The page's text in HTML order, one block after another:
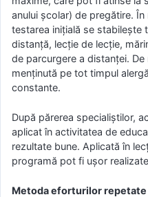
anului şcolar) de pregătire.
testarea iniţială se stabileşte
distanţă, lecţie de lecţie,
de parcurgere a distanţei.
menţinută pe tot timpul
constante.
După părerea specialiştilor,
aplicat în activitatea de
rezultate bune. Aplicată în
programă pot fi uşor
Metoda eforturilor repetate